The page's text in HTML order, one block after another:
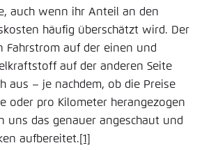
auch wenn ihr Anteil an den
häufig überschätzt wird. Der
Fahrstrom auf der einen und
auf der anderen Seite
aus – je nachdem, ob die Preise
oder pro Kilometer herangezogen
uns das genauer angeschaut und
aufbereitet. [1]
Anmelden
Noch kein Benutzerkonto?
für diese Webseite im Browser
Übernehmen